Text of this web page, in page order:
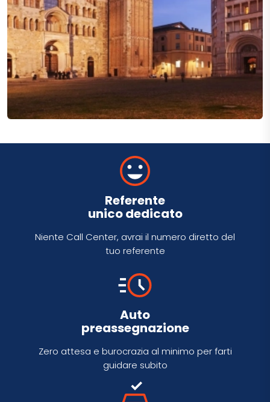
Referente
unico dedicato
Niente Call Center, avrai il numero diretto del
tuo referente
Auto
preassegnazione
Zero attesa e burocrazia al minimo per farti
guidare subito